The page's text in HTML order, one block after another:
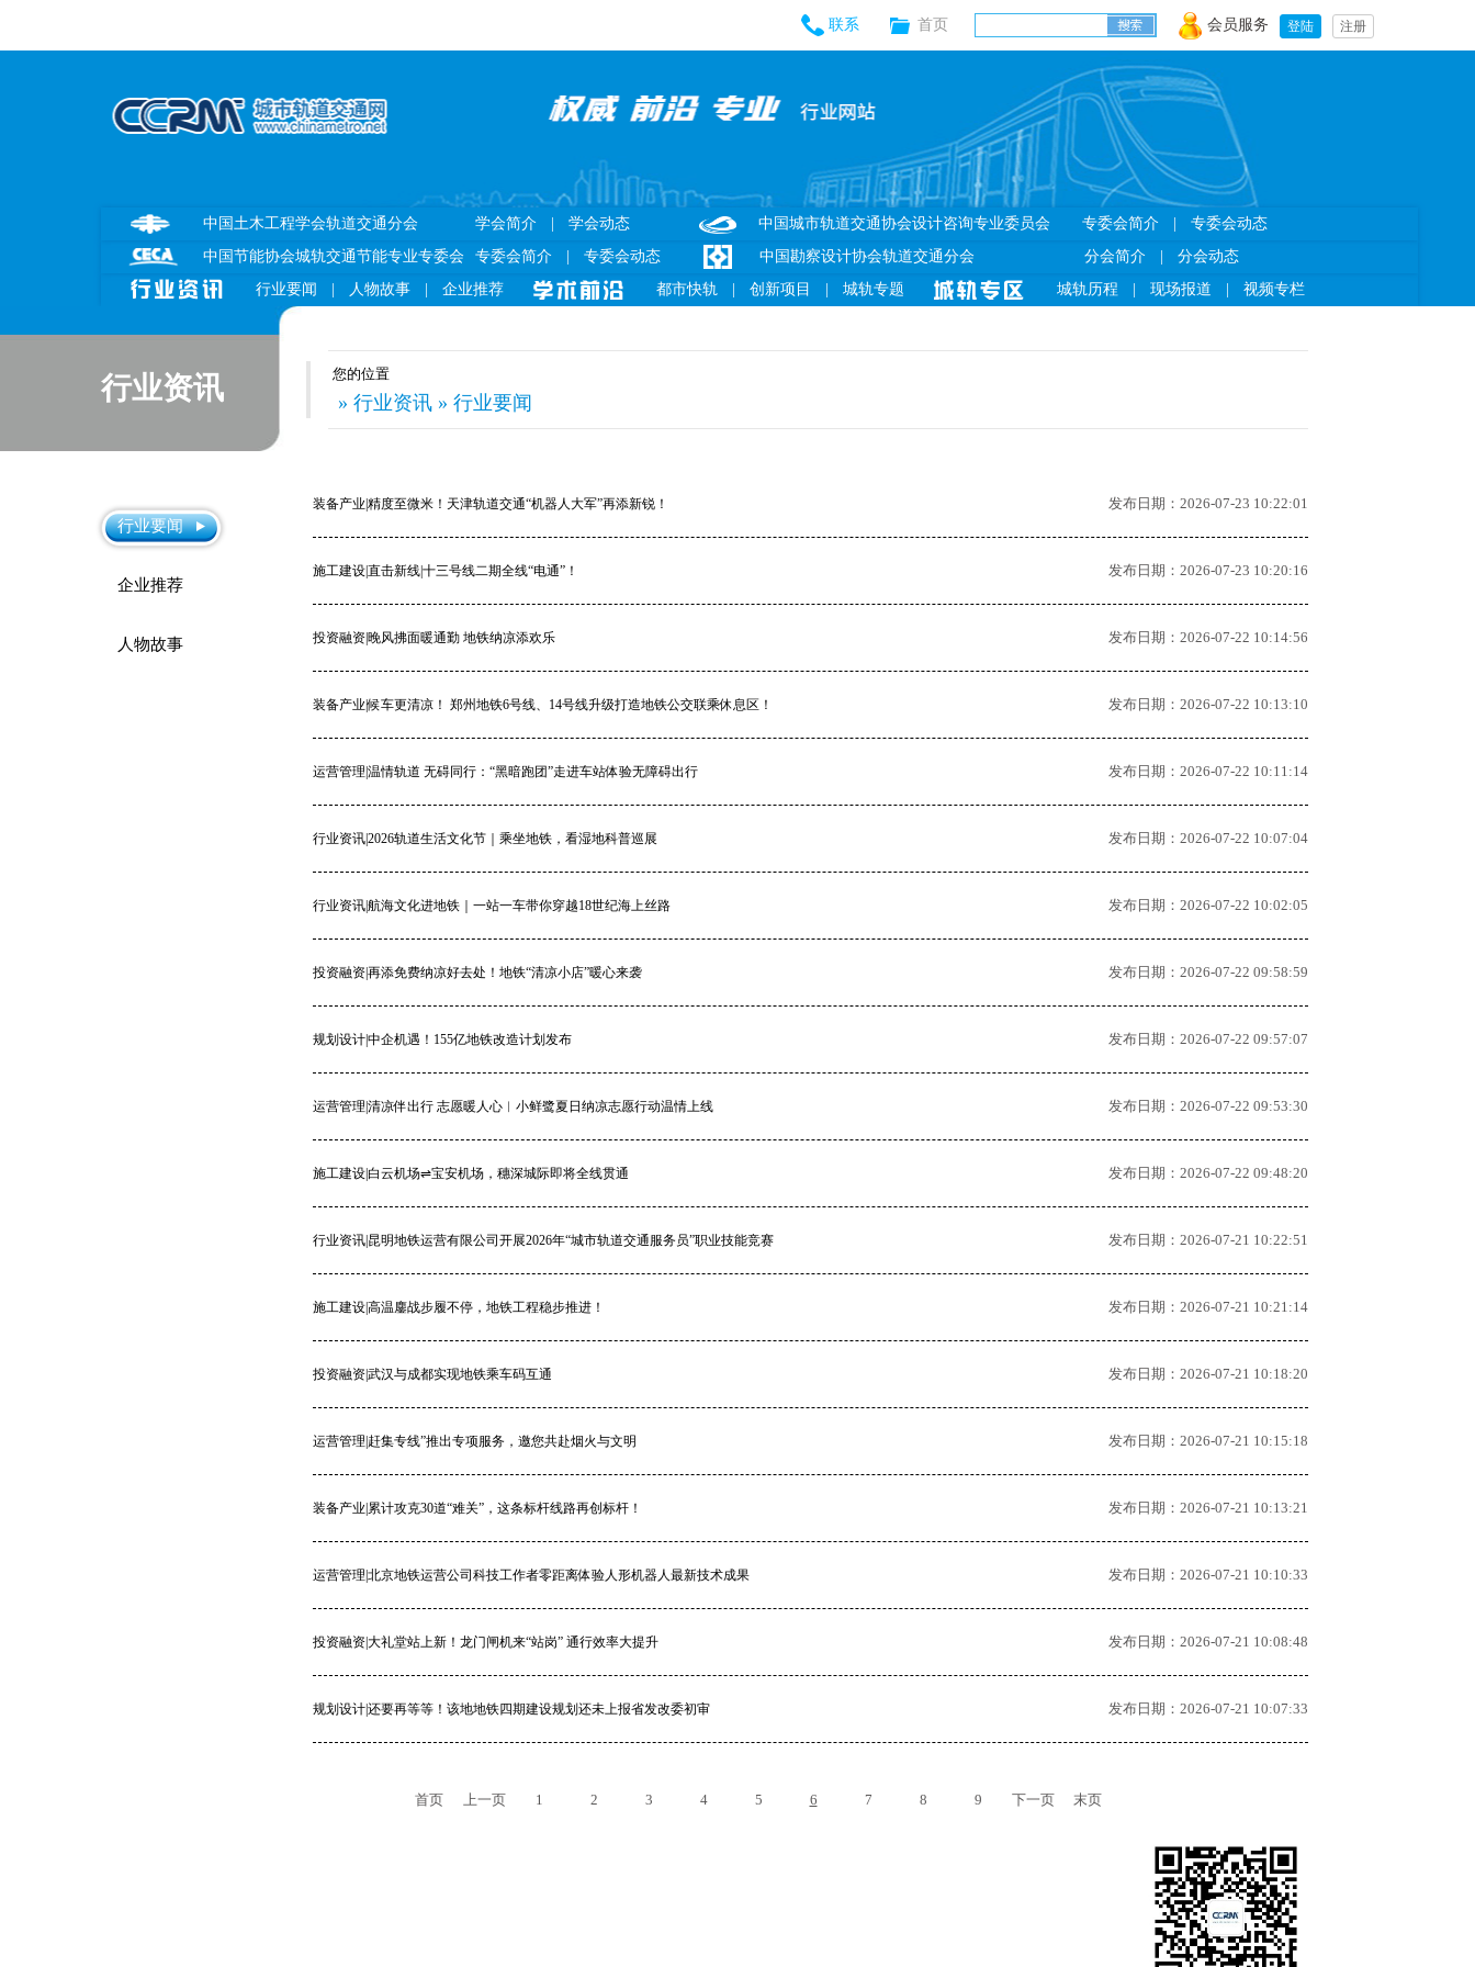
联系 首页 会员服务 登陆 注册
行业要闻 人物故事 企业推荐 都市快轨 创新项目 城轨专题 城轨历程 现场报道 视频专栏
中国节能协会城轨交通节能专业专委会 专委会简介 专委会动态 中国勘察设计协会轨道交通分会 分会简介 分会动态
中国土木工程学会轨道交通分会 学会简介 学会动态 中国城市轨道交通协会设计咨询专业委员会 专委会简介 专委会动态
行业资讯 您的位置
» 行业资讯 » 行业要闻
行业要闻
企业推荐
人物故事
装备产业|精度至微米！天津轨道交通“机器人大军”再添新锐！ 发布日期：2026-07-23 10:22:01
施工建设|直击新线|十三号线二期全线“电通”！ 发布日期：2026-07-23 10:20:16
投资融资|晚风拂面暖通勤 地铁纳凉添欢乐 发布日期：2026-07-22 10:14:56
装备产业|候车更清凉！ 郑州地铁6号线、14号线升级打造地铁公交联乘休息区！ 发布日期：2026-07-22 10:13:10
运营管理|温情轨道 无碍同行：“黑暗跑团”走进车站体验无障碍出行 发布日期：2026-07-22 10:11:14
行业资讯|2026轨道生活文化节｜乘坐地铁，看湿地科普巡展 发布日期：2026-07-22 10:07:04
行业资讯|航海文化进地铁｜一站一车带你穿越18世纪海上丝路 发布日期：2026-07-22 10:02:05
投资融资|再添免费纳凉好去处！地铁“清凉小店”暖心来袭 发布日期：2026-07-22 09:58:59
规划设计|中企机遇！155亿地铁改造计划发布 发布日期：2026-07-22 09:57:07
运营管理|清凉伴出行 志愿暖人心︱小鲜鹭夏日纳凉志愿行动温情上线 发布日期：2026-07-22 09:53:30
施工建设|白云机场⇌宝安机场，穗深城际即将全线贯通 发布日期：2026-07-22 09:48:20
行业资讯|昆明地铁运营有限公司开展2026年“城市轨道交通服务员”职业技能竞赛 发布日期：2026-07-21 10:22:51
施工建设|高温鏖战步履不停，地铁工程稳步推进！ 发布日期：2026-07-21 10:21:14
投资融资|武汉与成都实现地铁乘车码互通 发布日期：2026-07-21 10:18:20
运营管理|赶集专线”推出专项服务，邀您共赴烟火与文明 发布日期：2026-07-21 10:15:18
装备产业|累计攻克30道“难关”，这条标杆线路再创标杆！ 发布日期：2026-07-21 10:13:21
运营管理|北京地铁运营公司科技工作者零距离体验人形机器人最新技术成果 发布日期：2026-07-21 10:10:33
投资融资|大礼堂站上新！龙门闸机来“站岗” 通行效率大提升 发布日期：2026-07-21 10:08:48
规划设计|还要再等等！该地地铁四期建设规划还未上报省发改委初审 发布日期：2026-07-21 10:07:33
首页 上一页 1 2 3 4 5 6 7 8 9 下一页 末页